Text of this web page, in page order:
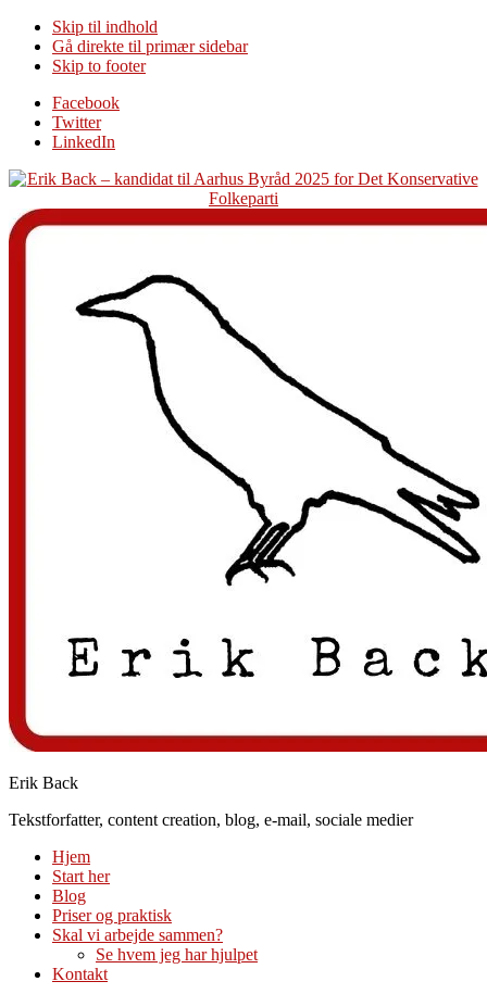
Skip til indhold
Gå direkte til primær sidebar
Skip to footer
Additional
menu
Facebook
Twitter
LinkedIn
Erik Back
Tekstforfatter, content creation, blog, e-mail, sociale medier
Hjem
Start her
Blog
Priser og praktisk
Skal vi arbejde sammen?
Se hvem jeg har hjulpet
Kontakt